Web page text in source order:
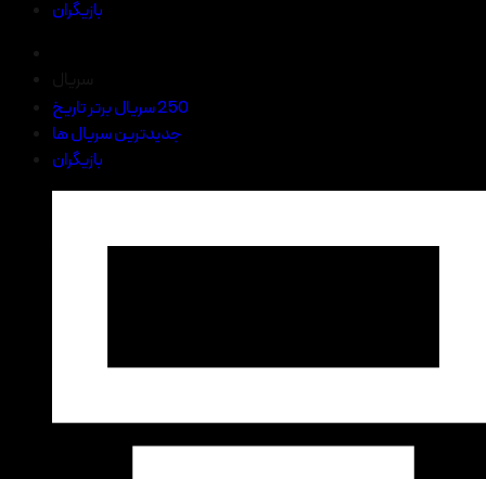
بازیگران
250 سریال برتر تاریخ
جدیدترین سریال ها
بازیگران